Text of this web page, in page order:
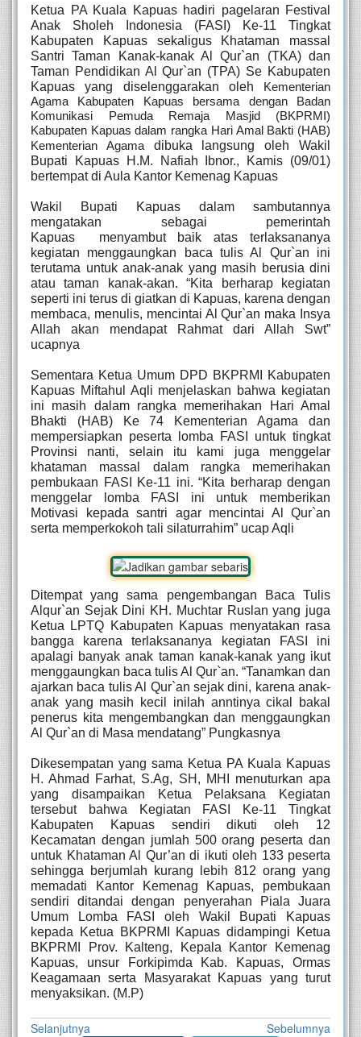
Ketua PA Kuala Kapuas hadiri pagelaran Festival
Anak Sholeh Indonesia (FASI) Ke-11 Tingkat
Kabupaten Kapuas sekaligus Khataman massal
Santri Taman Kanak-kanak Al Qur`an (TKA) dan
Taman Pendidikan Al Qur`an (TPA) Se Kabupaten
Kapuas yang diselenggarakan oleh
Kementerian
Agama Kabupaten Kapuas bersama dengan Badan
Komunikasi Pemuda Remaja Masjid (BKPRMI)
Kabupaten Kapuas dalam rangka Hari Amal Bakti (HAB)
Kementerian Agama dibuka langsung oleh Wakil
Bupati Kapuas H.M. Nafiah Ibnor., Kamis (09/01)
bertempat di Aula Kantor Kemenag Kapuas
Wakil Bupati Kapuas dalam sambutannya
mengatakan sebagai pemerintah
Kapuas  menyambut baik atas terlaksananya
kegiatan menggaungkan baca tulis Al Qur`an ini
terutama untuk anak-anak yang masih berusia dini
atau taman kanak-akan. “Kita berharap kegiatan
seperti ini terus di giatkan di Kapuas, karena dengan
membaca, menulis, mencintai Al Qur`an maka Insya
Allah akan mendapat Rahmat dari Allah Swt”
ucapnya
Sementara Ketua Umum DPD BKPRMI Kabupaten
Kapuas Miftahul Aqli menjelaskan bahwa kegiatan
ini masih dalam rangka memerihakan Hari Amal
Bhakti (HAB) Ke 74 Kementerian Agama dan
mempersiapkan peserta lomba FASI untuk tingkat
Provinsi nanti, selain itu kami juga menggelar
khataman massal dalam rangka memerihakan
pembukaan FASI Ke-11 ini. “Kita berharap dengan
menggelar lomba FASI ini untuk memberikan
Motivasi kepada santri agar mencintai Al Qur`an
serta memperkokoh tali silaturrahim” ucap Aqli
Ditempat yang sama pengembangan Baca Tulis
Alqur`an Sejak Dini KH. Muchtar Ruslan yang juga
Ketua LPTQ Kabupaten Kapuas menyatakan rasa
bangga karena terlaksananya kegiatan FASI ini
apalagi banyak anak taman kanak-kanak yang ikut
menggaungkan baca tulis Al Qur`an. “Tanamkan dan
ajarkan baca tulis Al Qur`an sejak dini, karena anak-
anak yang masih kecil inilah anntinya cikal bakal
penerus kita mengembangkan dan menggaungkan
Al Qur`an di Masa mendatang” Pungkasnya
Dikesempatan yang sama Ketua PA Kuala Kapuas
H. Ahmad Farhat, S.Ag, SH, MHI menuturkan apa
yang disampaikan Ketua Pelaksana Kegiatan
tersebut bahwa Kegiatan FASI Ke-11 Tingkat
Kabupaten Kapuas sendiri dikuti oleh 12
Kecamatan dengan jumlah 500 orang peserta dan
untuk Khataman Al Qur’an di ikuti oleh 133 peserta
sehingga berjumlah kurang lebih 812 orang yang
memadati Kantor Kemenag Kapuas, pembukaan
sendiri ditandai dengan penyerahan Piala Juara
Umum Lomba FASI oleh Wakil Bupati Kapuas
kepada Ketua BKPRMI Kapuas didampingi Ketua
BKPRMI Prov. Kalteng, Kepala Kantor Kemenag
Kapuas, unsur Forkipimda Kab. Kapuas, Ormas
Keagamaan serta Masyarakat Kapuas yang turut
menyaksikan. (M.P)
Selanjutnya Sebelumnya